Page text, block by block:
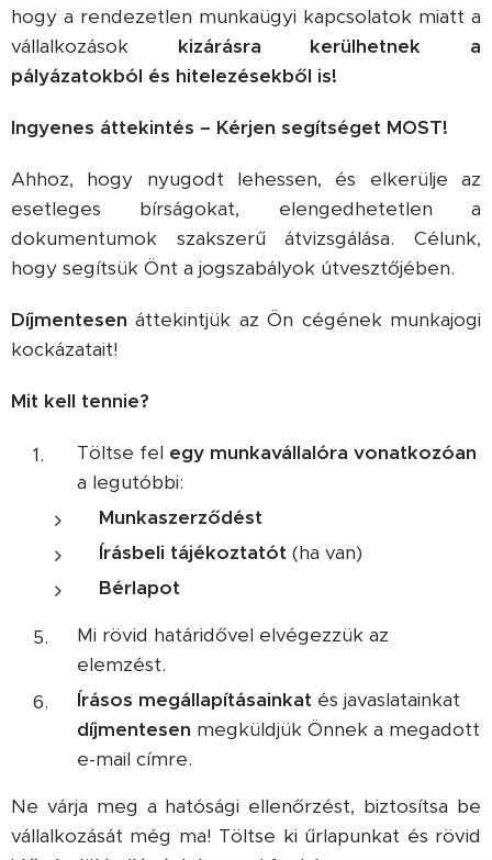
hogy a rendezetlen munkaügyi kapcsolatok miatt a
vállalkozások kizárásra kerülhetnek a
pályázatokból és hitelezésekből is!
Ingyenes áttekintés – Kérjen segítséget MOST!
Ahhoz, hogy nyugodt lehessen, és elkerülje az
esetleges bírságokat, elengedhetetlen a
dokumentumok szakszerű átvizsgálása. Célunk,
hogy segítsük Önt a jogszabályok útvesztőjében.
Díjmentesen áttekintjük az Ön cégének munkajogi
kockázatait!
Mit kell tennie?
Töltse fel egy munkavállalóra vonatkozóan
a legutóbbi:
Munkaszerződést
Írásbeli tájékoztatót (ha van)
Bérlapot
Mi rövid határidővel elvégezzük az
elemzést.
Írásos megállapításainkat és javaslatainkat
díjmentesen megküldjük Önnek a megadott
e-mail címre.
Ne várja meg a hatósági ellenőrzést, biztosítsa be
vállalkozását még ma! Töltse ki űrlapunkat és rövid